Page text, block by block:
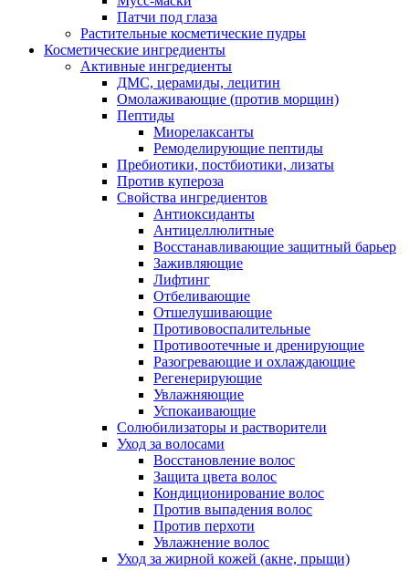
Патчи под глаза
Растительные косметические пудры
Косметические ингредиенты
Активные ингредиенты
ДМС, церамиды, лецитин
Омолаживающие (против морщин)
Пептиды
Миорелаксанты
Ремоделирующие пептиды
Пребиотики, постбиотики, лизаты
Против купероза
Свойства ингредиентов
Антиоксиданты
Антицеллюлитные
Восстанавливающие защитный барьер
Заживляющие
Лифтинг
Отбеливающие
Отшелушивающие
Противовоспалительные
Противоотечные и дренирующие
Разогревающие и охлаждающие
Регенерирующие
Увлажняющие
Успокаивающие
Солюбилизаторы и растворители
Уход за волосами
Восстановление волос
Защита цвета волос
Кондиционирование волос
Против выпадения волос
Против перхоти
Увлажнение волос
Уход за жирной кожей (акне, прыщи)